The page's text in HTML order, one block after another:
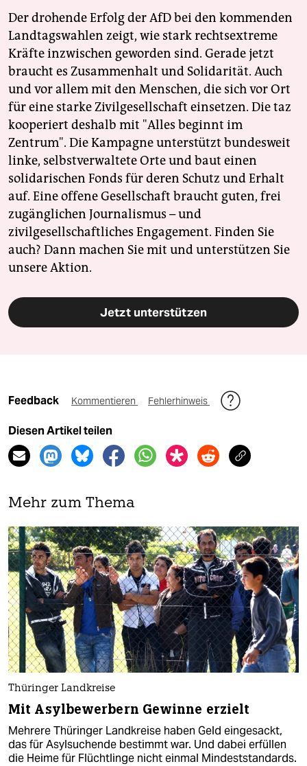
Der drohende Erfolg der AfD bei den kommenden
Landtagswahlen zeigt, wie stark rechtsextreme
Kräfte inzwischen geworden sind. Gerade jetzt
braucht es Zusammenhalt und Solidarität. Auch
und vor allem mit den Menschen, die sich vor Ort
für eine starke Zivilgesellschaft einsetzen. Die taz
kooperiert deshalb mit "Alles beginnt im
Zentrum". Die Kampagne unterstützt bundesweit
linke, selbstverwaltete Orte und baut einen
solidarischen Fonds für deren Schutz und Erhalt
auf. Eine offene Gesellschaft braucht guten, frei
zugänglichen Journalismus – und
zivilgesellschaftliches Engagement. Finden Sie
auch? Dann machen Sie mit und unterstützen Sie
unsere Aktion.
Jetzt unterstützen
Feedback Kommentieren Fehlerhinweis
Diesen Artikel teilen
Mehr zum Thema
Thüringer Landkreise
Mit Asylbewerbern Gewinne erzielt
Mehrere Thüringer Landkreise haben Geld eingesackt,
das für Asylsuchende bestimmt war. Und dabei erfüllen
die Heime für Flüchtlinge nicht einmal Mindeststandards.